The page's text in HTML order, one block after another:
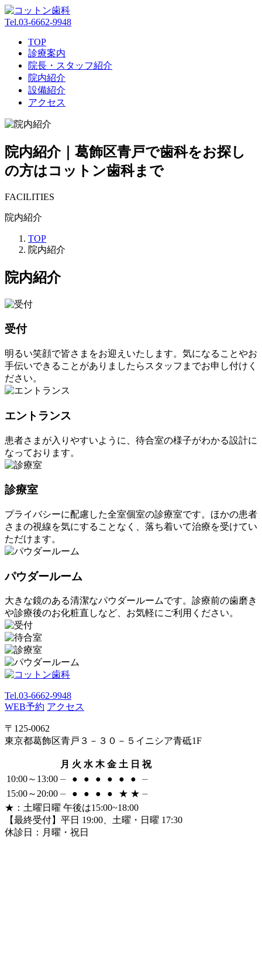
Tel.03-6662-9948
TOP
診療案内
院長・スタッフ紹介
院内紹介
設備紹介
アクセス
院内紹介｜葛飾区青戸で歯科をお探し
の方はコットン歯科まで
FACILITIES
院内紹介
TOP
院内紹介
院内紹介
受付
明るい笑顔で皆さまをお迎えいたします。気になることやお
手伝いできることがありましたらスタッフまでお申し付けく
ださい。
エントランス
患者さまが入りやすいように、待合室の様子がわかる設計に
なっております。
診療室
プライバシーに配慮した全室個室の診療室です。ほかの患者
さまの視線を気にすることなく、落ち着いて治療を受けてい
ただけます。
パウダールーム
大きな鏡のある清潔なパウダールームです。診療前の歯磨き
や診療後のお化粧直しなど、お気軽にご利用ください。
Tel.03-6662-9948
WEB予約 アクセス
〒125-0062
東京都葛飾区青戸３－３０－５イニシア青砥1F
月 火 水 木 金 土 日 祝
10:00～13:00 ⏤ ● ● ● ● ● ●
⏤
15:00～20:00 ⏤ ● ● ● ● ★ ★ ⏤
★ ：土曜日曜 午後は15:00~18:00
【最終受付】平日 19:00、土曜・日曜 17:30
休診日：月曜・祝日